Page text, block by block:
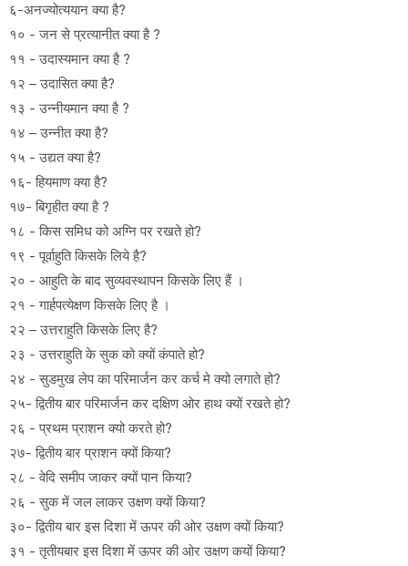
६-अनज्योत्ययान क्या है?
१० - जन से प्रत्यानीत क्या है ?
११ - उदास्यमान क्या है ?
१२ – उदासित क्या है?
१३ - उन्नीयमान क्या है ?
१४ – उन्नीत क्या है?
१५ - उद्यत क्या है?
१६- हियमाण क्या है?
१७- बिगृहीत क्या है ?
१८ - किस समिध को अग्नि पर रखते हो?
१९ - पूर्वाहुति किसके लिये है?
२० - आहुति के बाद सुव्यवस्थापन किसके लिए हैं ।
२१ - गार्हपत्येक्षण किसके लिए है ।
२२ – उत्तराहुति किसके लिए है?
२३ - उत्तराहुति के सुक को क्यों कंपाते हो?
२४ - सुडमुख लेप का परिमार्जन कर कर्च मे क्यो लगाते हो?
२५- द्वितीय बार परिमार्जन कर दक्षिण ओर हाथ क्यों रखते हो?
२६ - प्रथम प्राशन क्यो करते हो?
२७- द्वितीय बार प्राशन क्यों किया?
२८ - वेदि समीप जाकर क्यों पान किया?
२६ - सुक में जल लाकर उक्षण क्यों किया?
३०- द्वितीय बार इस दिशा में ऊपर की ओर उक्षण क्यों किया?
३१ - तृतीयबार इस दिशा में ऊपर की ओर उक्षण कयों किया?